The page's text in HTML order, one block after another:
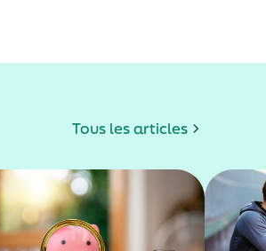
Tous les articles